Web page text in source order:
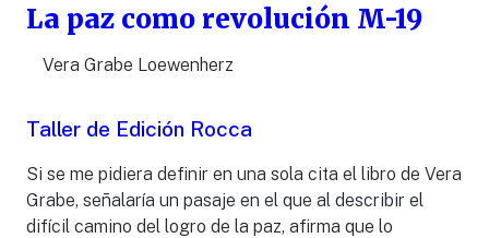
La paz como revolución M-19
Vera Grabe Loewenherz
Taller de Edición Rocca
Si se me pidiera definir en una sola cita el libro de Vera
Grabe, señalaría un pasaje en el que al describir el
difícil camino del logro de la paz, afirma que lo